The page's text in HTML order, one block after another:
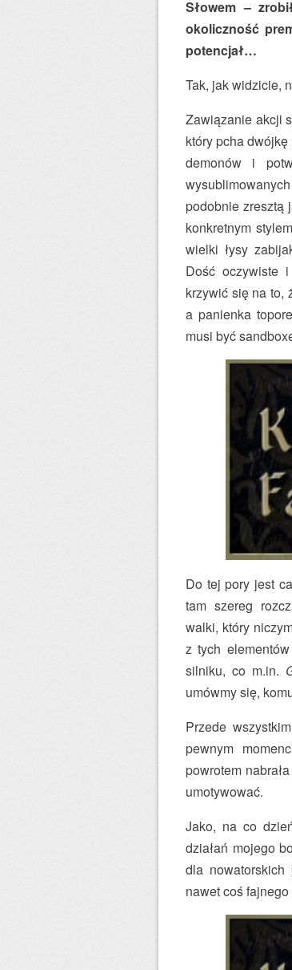
Słowem –
okoliczność
potencjał…
Tak, jak widzicie,
Zawiązanie akcji
który pcha
demonów i
podobnie zresztą
konkretnym
wielki łysy
Dość oczywiste
krzywić się na to,
a panienka
musi być
Do tej pory jest
tam szereg
walki, który
z tych
silniku, co m.in.
umówmy się,
Przede
pewnym
powrotem
umotywować.
Jako, na co
działań mojego
dla nowatorskich
nawet coś